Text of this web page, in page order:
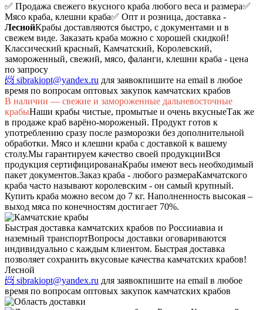
✅ Продажа свежего вкусного краба любого веса и размера✅
Мясо краба, клешни краба✅ Опт и розница, доставка -
ЛеснойКрабы доставляются быстро, с документами и в
свежем виде. Заказать краба можно с хорошей скидкой!
Классический красный, Камчатский, Королевский,
замороженный, свежий, мясо, фаланги, клешни краба - цена
по запросу
📨 sibrakiopt@yandex.ru для заявокпишите на email в любое
время по вопросам оптовых закупок камчатских крабов
В наличии — свежие и замороженные дальневосточные
крабыНаши крабы чистые, промытые и очень вкусныеТак же
в продаже краб варёно-мороженый. Продукт готов к
употреблению сразу после разморозки без дополнительной
обработки. Мясо и клешни краба с доставкой к вашему
столу.Мы гарантируем качество своей продукцииВся
продукция сертифицированаКрабы имеют весь необходимый
пакет документов.Заказ краба - любого размераКамчатского
краба часто называют королевским - он самый крупный.
Купить краба можно весом до 7 кг. Наполненность высокая –
выход мяса по конечностям достигает 70%.
Быстрая доставка камчатских крабов по Россииавиа и
наземный транспортВопросы доставки оговариваются
индивидуально с каждым клиентом. Быстрая доставка
позволяет сохранить вкусовые качества камчатских крабов!
Лесной
📨 sibrakiopt@yandex.ru для заявокпишите на email в любое
время по вопросам оптовых закупок камчатских крабов